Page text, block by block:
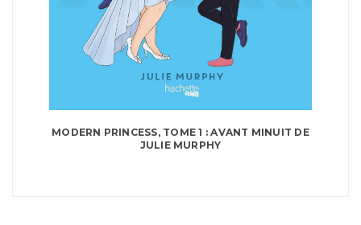
MODERN PRINCESS, TOME 1 : AVANT MINUIT DE
JULIE MURPHY